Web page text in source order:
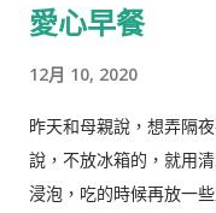
愛心早餐
12月 10, 2020
昨天和母親說，想弄隔
說，不放冰箱的，就用
浸泡，吃的時候再放一